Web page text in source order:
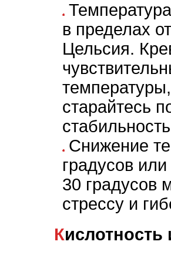
в пределах
Цельсия.
старайтесь
Снижение
градусов
30 градусов
стрессу и